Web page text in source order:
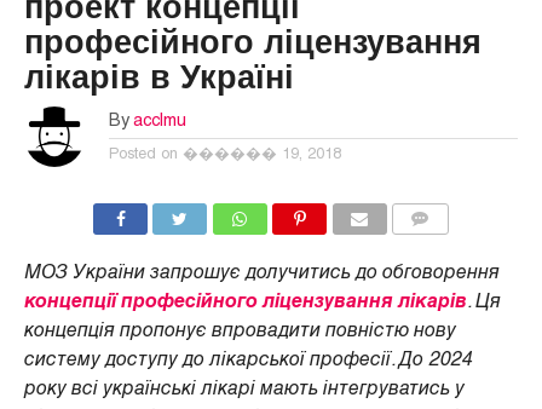
професійного ліцензування
лікарів в Україні
By acclmu
Posted on ������ 19, 2018
МОЗ України запрошує долучитись до обговорення
концепції професійного ліцензування лікарів. Ця
концепція пропонує впровадити повністю нову
систему доступу до лікарської професії. До 2024
року всі українські лікарі мають інтегруватись у